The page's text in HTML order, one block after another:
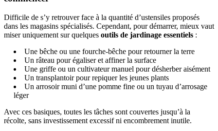
Difficile de s’y retrouver face à la quantité d’ustensiles proposés
dans les magasins spécialisés. Cependant, pour démarrer, mieux vaut
miser uniquement sur quelques outils de jardinage essentiels :
Une bêche ou une fourche-bêche pour retourner la terre
Un râteau pour égaliser et affiner la surface
Une griffe ou un cultivateur manuel pour désherber aisément
Un transplantoir pour repiquer les jeunes plants
Un arrosoir muni d’une pomme fine ou un tuyau d’arrosage
léger
Avec ces basiques, toutes les tâches sont couvertes jusqu’à la
récolte, sans investissement excessif ni encombrement inutile.